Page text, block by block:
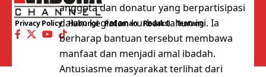
anggota dan donatur yang berpartisipasi
dalam kegiatan kurban tahun ini. Ia
berharap bantuan tersebut membawa
manfaat dan menjadi amal ibadah.
Antusiasme masyarakat terlihat dari
Privacy Policy Hubungi Pedoman Redaksi Tentang